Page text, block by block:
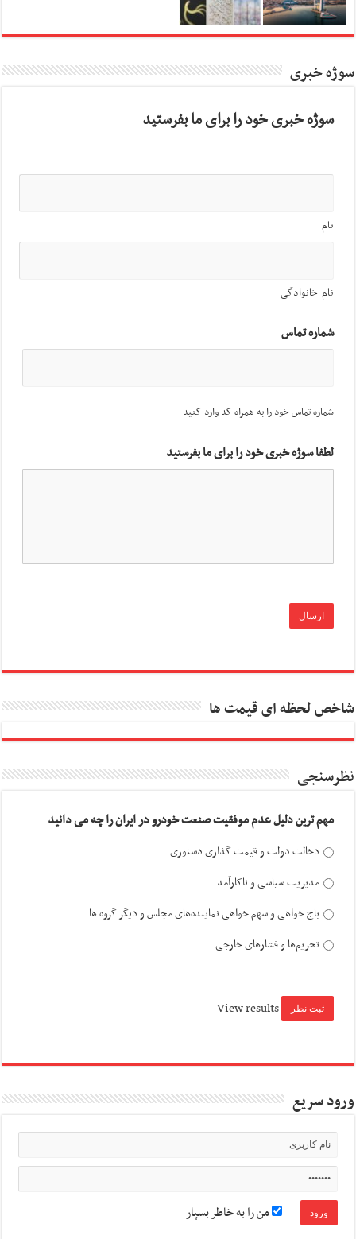
سوژه خبری
سوژه خبری خود را برای ما بفرستید
نام
نام خانوادگی
شماره تماس
شماره تماس خود را به همراه کد وارد کنید
لطفا سوژه خبری خود را برای ما بفرستید
شاخص لحظه ای قیمت ها
نظرسنجی
مهم ترین دلیل عدم موفقیت صنعت خودرو در ایران را چه می دانید
دخالت دولت و قیمت گذاری دستوری
مدیریت سیاسی و ناکارآمد
باج خواهی و سهم خواهی نماینده‌های مجلس و دیگر گروه ها
تحریم‌ها و فشارهای خارجی
View results
ورود سریع
من را به خاطر بسپار